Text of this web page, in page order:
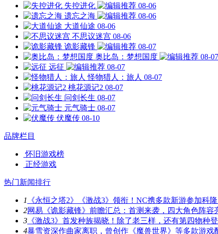
失控进化
08-06
遗忘之海
08-06
大道仙途 08-06
不思议迷宫 08-06
诡影藏锋
08-07
奥比岛：梦想国度
08-07
远征
08-07
怪物猎人：旅人 08-07
桃花源记2 08-07
问剑长生 08-07
元气骑士 08-07
伏魔传 08-10
品牌栏目
怀旧游戏榜
正经游戏
热门新闻排行
1
《永恒之塔2》《激战3》领衔！NC携多款新游参加科
2网易《诡影藏锋》前瞻汇总：首测来袭，四大角色阵容
3 《激战3》首发种族揭晓！除了老三样，还有第四物种
4暴雪资深作曲家离职，曾创作《魔兽世界》等多款游戏